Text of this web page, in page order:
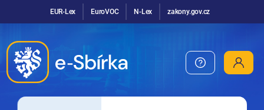
EUR-Lex EuroVOC N-Lex zakony.gov.cz